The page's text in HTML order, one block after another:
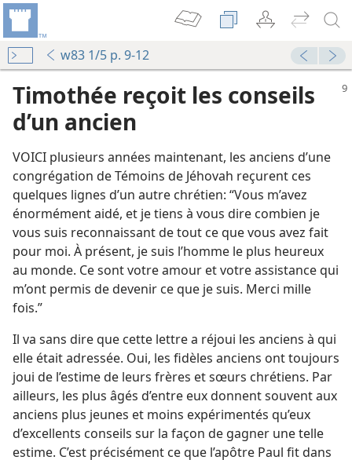
w83 1/5 p. 9-12
Timothée reçoit les conseils
d’un ancien
VOICI plusieurs années maintenant, les anciens d’une
congrégation de Témoins de Jéhovah reçurent ces
quelques lignes d’un autre chrétien: “Vous m’avez
énormément aidé, et je tiens à vous dire combien je
vous suis reconnaissant de tout ce que vous avez fait
pour moi. À présent, je suis l’homme le plus heureux
au monde. Ce sont votre amour et votre assistance qui
m’ont permis de devenir ce que je suis. Merci mille
fois.”
Il va sans dire que cette lettre a réjoui les anciens à qui
elle était adressée. Oui, les fidèles anciens ont toujours
joui de l’estime de leurs frères et sœurs chrétiens. Par
ailleurs, les plus âgés d’entre eux donnent souvent aux
anciens plus jeunes et moins expérimentés qu’eux
d’excellents conseils sur la façon de gagner une telle
estime. C’est précisément ce que l’apôtre Paul fit dans